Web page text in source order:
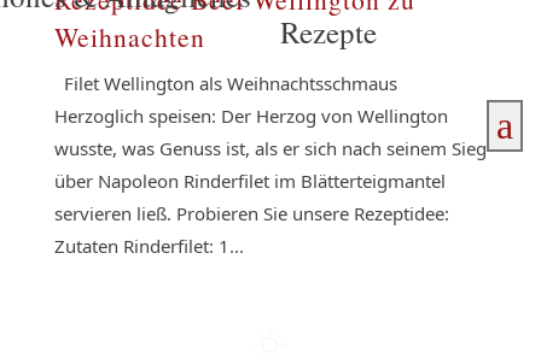
Rezepte
a
Weihnachten
Filet Wellington als Weihnachtsschmaus
Herzoglich speisen: Der Herzog von Wellington
wusste, was Genuss ist, als er sich nach seinem Sieg
über Napoleon Rinderfilet im Blätterteigmantel
servieren ließ. Probieren Sie unsere Rezeptidee:
Zutaten Rinderfilet: 1...